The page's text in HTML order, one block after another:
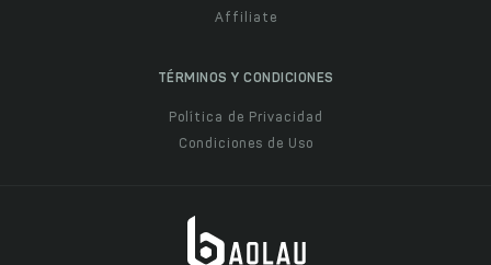
Affiliate
TÉRMINOS Y CONDICIONES
Política de Privacidad
Condiciones de Uso